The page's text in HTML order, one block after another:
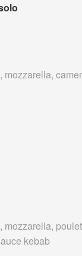
mozzarella,
mozzarella,
kebab